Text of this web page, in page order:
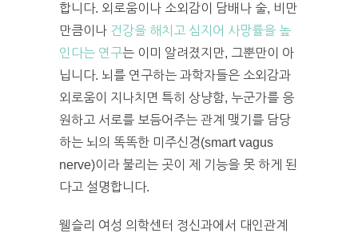
합니다. 외로움이나 소외감이 담배나 술, 비만
만큼이나 건강을 해치고 심지어 사망률을 높
인다는 연구는 이미 알려졌지만, 그뿐만이 아
닙니다. 뇌를 연구하는 과학자들은 소외감과
외로움이 지나치면 특히 상냥함, 누군가를 응
원하고 서로를 보듬어주는 관계 맺기를 담당
하는 뇌의 똑똑한 미주신경(smart vagus
nerve)이라 불리는 곳이 제 기능을 못 하게 된
다고 설명합니다.
웰슬리 여성 의학센터 정신과에서 대인관계